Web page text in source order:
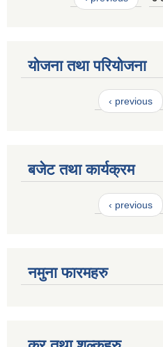
योजना तथा परियोजना
‹ previous
बजेट तथा कार्यक्रम
‹ previous
नमुना फारमहरु